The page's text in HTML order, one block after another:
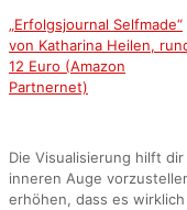
„Erfolgsjournal Selfmade“
von Katharina Heilen,
12 Euro (Amazon
Partnernet)
Die Visualisierung hilft
inneren Auge
erhöhen, dass es